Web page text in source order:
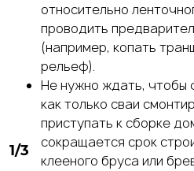
относительно
проводить
(например, копать
рельеф).
Не нужно ждать, чтобы
как только сваи
приступать к сборке
сокращается срок
клееного бруса или
1/3